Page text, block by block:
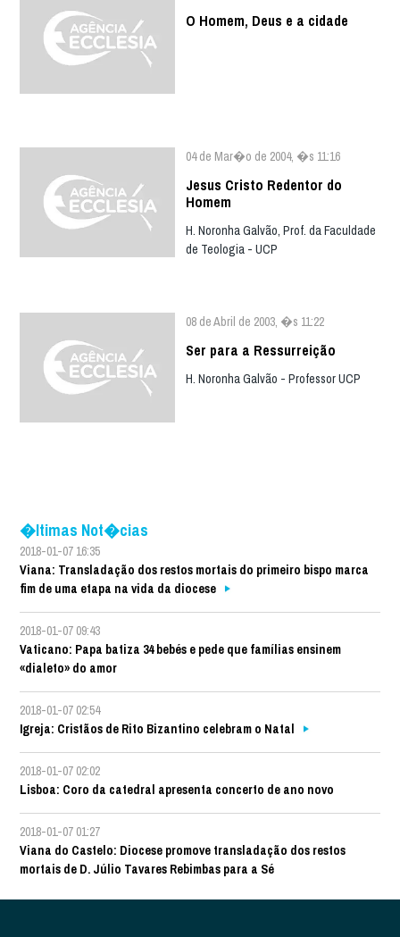
O Homem, Deus e a cidade
04 de Mar�o de 2004, �s 11:16
Jesus Cristo Redentor do
Homem
H. Noronha Galvão, Prof. da Faculdade
de Teologia - UCP
08 de Abril de 2003, �s 11:22
Ser para a Ressurreição
H. Noronha Galvão - Professor UCP
�ltimas Not�cias
2018-01-07 16:35
Viana: Transladação dos restos mortais do primeiro bispo marca
fim de uma etapa na vida da diocese
2018-01-07 09:43
Vaticano: Papa batiza 34 bebés e pede que famílias ensinem
«dialeto» do amor
2018-01-07 02:54
Igreja: Cristãos de Rito Bizantino celebram o Natal
2018-01-07 02:02
Lisboa: Coro da catedral apresenta concerto de ano novo
2018-01-07 01:27
Viana do Castelo: Diocese promove transladação dos restos
mortais de D. Júlio Tavares Rebimbas para a Sé